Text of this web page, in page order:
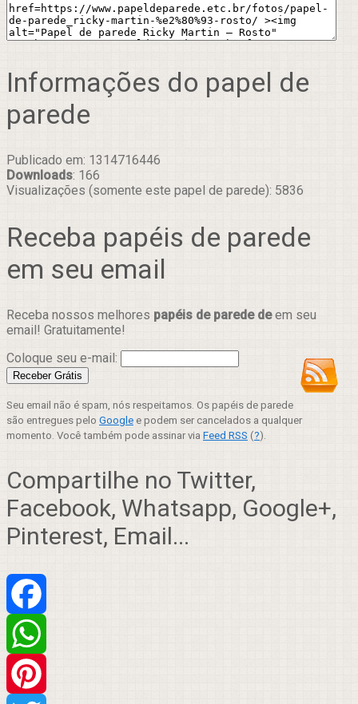
Informações do papel de
parede
Publicado em: 1314716446
Downloads: 166
Visualizações (somente este papel de parede): 5836
Receba papéis de parede
em seu email
Receba nossos melhores papéis de parede deem seu
email! Gratuitamente!
Coloque seu e-mail:
Seu email não é spam, nós respeitamos. Os papéis de parede
são entregues pelo Google e podem ser cancelados a qualquer
momento. Você também pode assinar via Feed RSS (?).
Compartilhe no Twitter,
Facebook, Whatsapp, Google+,
Pinterest, Email...
Facebook
WhatsApp